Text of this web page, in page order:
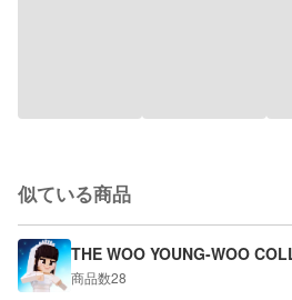
似ている商品
THE WOO YOUNG-WOO
商品数28